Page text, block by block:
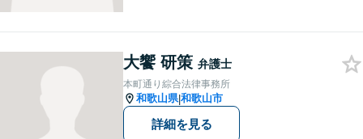
能です。まずはお気軽にご相
談ください。
大饗 研策 弁護士
本町通り綜合法律事務所
和歌山県|和歌山市
詳細を見る